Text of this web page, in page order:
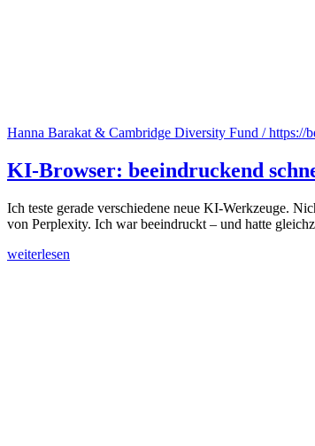
Hanna Barakat & Cambridge Diversity Fund / https://
KI-Browser: beeindruckend
Ich teste gerade verschiedene neue KI-Werkzeuge.
von Perplexity. Ich war beeindruckt – und hatte
weiterlesen